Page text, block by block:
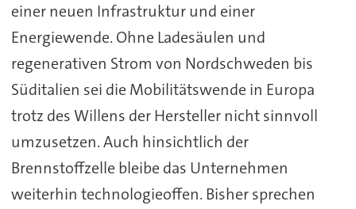
einer neuen Infrastruktur und einer
Energiewende. Ohne Ladesäulen und
regenerativen Strom von Nordschweden bis
Süditalien sei die Mobilitätswende in Europa
trotz des Willens der Hersteller nicht sinnvoll
umzusetzen. Auch hinsichtlich der
Brennstoffzelle bleibe das Unternehmen
weiterhin technologieoffen. Bisher sprechen